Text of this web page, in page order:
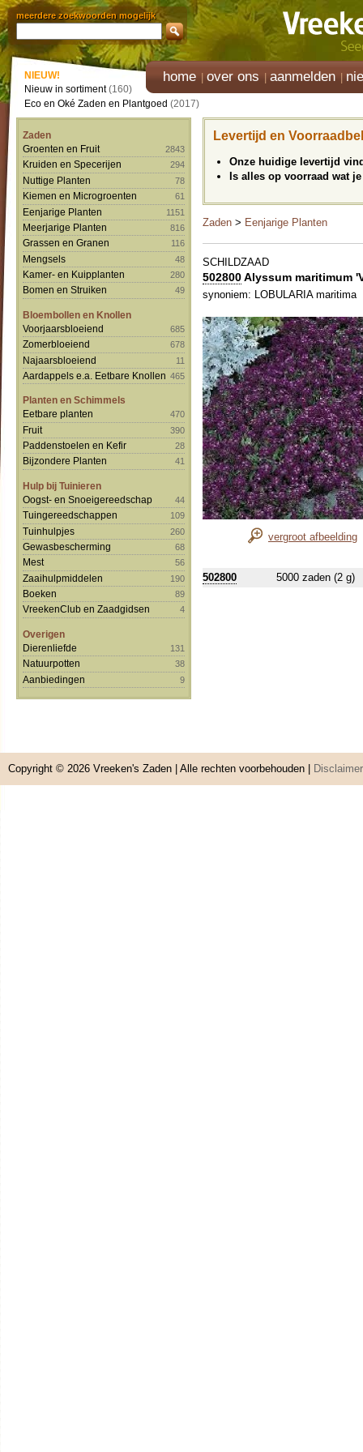
meerdere zoekwoorden mogelijk
home over ons aanmelden
NIEUW!
Nieuw in sortiment(160)
Eco en Oké Zaden en Plantgoed (2017)
Zaden
Groenten en Fruit
2843
Kruiden en Specerijen 294
Nuttige Planten 78
Kiemen en Microgroenten 61
Eenjarige Planten 1151
Meerjarige Planten 816
Grassen en Granen 116
Mengsels 48
Kamer- en Kuipplanten 280
Bomen en Struiken 49
Bloembollen en Knollen
Voorjaarsbloeiend
685
Zomerbloeiend 678
Najaarsbloeiend 11
Aardappels e.a. Eetbare Knollen 465
Planten en Schimmels
Eetbare planten
470
Fruit 390
Paddenstoelen en Kefir 28
Bijzondere Planten 41
Hulp bij Tuinieren
Oogst- en Snoeigereedschap
44
Tuingereedschappen 109
Tuinhulpjes 260
Gewasbescherming 68
Mest 56
Zaaihulpmiddelen 190
Boeken 89
VreekenClub en Zaadgidsen 4
Overigen
Dierenliefde
131
Natuurpotten 38
Aanbiedingen 9
Levertijd en
Onze huidige levertijd
Is alles op voorraad wat
Zaden > Eenjarige Planten
SCHILDZAAD
502800Alyssum maritimum
synoniem: LOBULARIA maritima
vergroot afbeelding
502800 5000 zaden (2 g)
Copyright © 2026 Vreeken's Zaden | Alle rechten voorbehouden | Disclaimer